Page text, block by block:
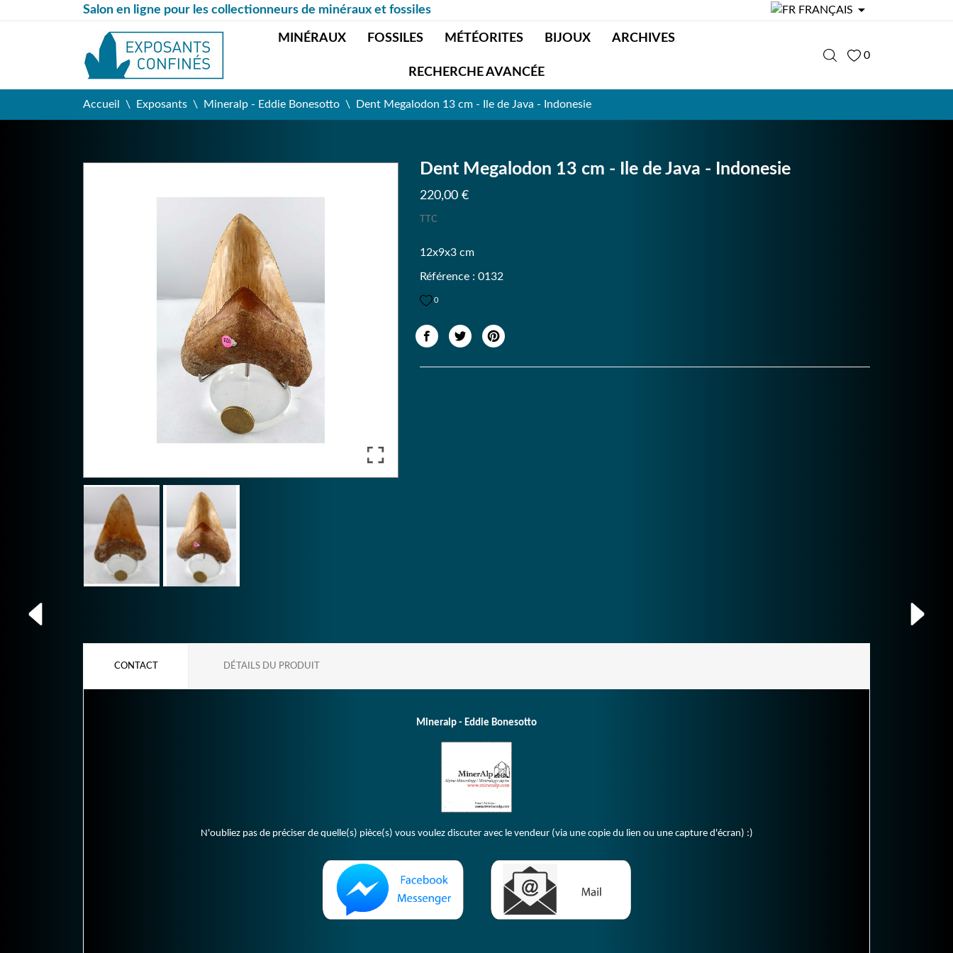
Salon en ligne pour les collectionneurs de minéraux et fossiles FRANÇAIS 
MINÉRAUX FOSSILES MÉTÉORITES BIJOUX ARCHIVES
RECHERCHE AVANCÉE
0
Accueil Exposants Mineralp - Eddie Bonesotto Dent Megalodon 13 cm - Ile de Java - Indonesie
Dent Megalodon 13 cm - Ile de Java - Indonesie
220,00 €
TTC
12x9x3 cm
Référence : 0132
0
CONTACT DÉTAILS DU PRODUIT
Mineralp - Eddie Bonesotto
N'oubliez pas de préciser de quelle(s) pièce(s) vous voulez discuter avec le vendeur (via une copie du lien ou une capture d'écran) :)